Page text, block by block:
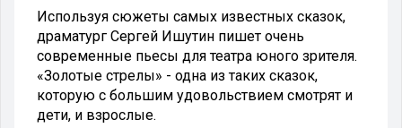
Используя сюжеты самых известных сказок,
драматург Сергей Ишутин пишет очень
современные пьесы для театра юного зрителя.
«Золотые стрелы» - одна из таких сказок,
которую с большим удовольствием смотрят и
дети, и взрослые.